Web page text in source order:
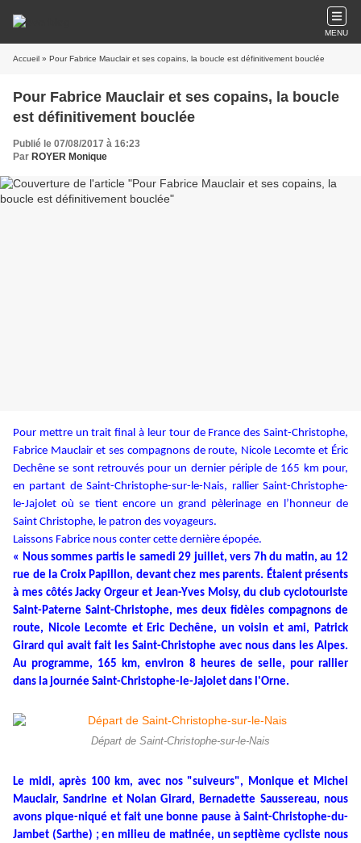
MENU
Accueil » Pour Fabrice Mauclair et ses copains, la boucle est définitivement bouclée
Pour Fabrice Mauclair et ses copains, la boucle
est définitivement bouclée
Publié le 07/08/2017 à 16:23
Par ROYER Monique
Pour mettre un trait final à leur tour de France des Saint-Christophe,
Fabrice Mauclair et ses compagnons de route, Nicole Lecomte et Éric
Dechêne se sont retrouvés pour un dernier périple de 165 km pour,
en partant de Saint-Christophe-sur-le-Nais, rallier Saint-Christophe-
le-Jajolet où se tient encore un grand pèlerinage en l’honneur de
Saint Christophe, le patron des voyageurs.
Laissons Fabrice nous conter cette dernière épopée.
« Nous sommes partis le samedi 29 juillet, vers 7h du matin, au 12
rue de la Croix Papillon, devant chez mes parents. Étaient présents
à mes côtés Jacky Orgeur et Jean-Yves Moisy, du club cyclotouriste
Saint-Paterne Saint-Christophe, mes deux fidèles compagnons de
route, Nicole Lecomte et Eric Dechêne, un voisin et ami, Patrick
Girard qui avait fait les Saint-Christophe avec nous dans les Alpes.
Au programme, 165 km, environ 8 heures de selle, pour rallier
dans la journée Saint-Christophe-le-Jajolet dans l'Orne.
Départ de Saint-Christophe-sur-le-Nais
Le midi, après 100 km, avec nos "suiveurs", Monique et Michel
Mauclair, Sandrine et Nolan Girard, Bernadette Saussereau, nous
avons pique-niqué et fait une bonne pause à Saint-Christophe-du-
Jambet (Sarthe) ; en milieu de matinée, un septième cycliste nous